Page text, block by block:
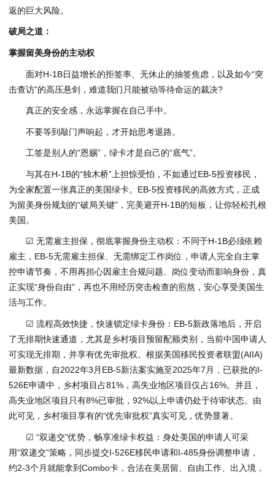
返的巨大风险。
破局之道：
掌握留美身份的主动权
面对H-1B日益增长的拒签率、无休止的抽签焦虑，以及如今“突
击查访”的高压悬剑，难道我们只能被动等待命运的裁决?
真正的安全感，永远掌握在自己手中。
不要等到敲门声响起，才开始思考退路。
工签是别人的“恩赐”，绿卡才是自己的“底气”。
与其在H-1B的“独木桥”上担惊受怕，不如通过EB-5投资移民，
为全家配置一张真正的美国绿卡。EB-5投资移民的高效方式，正成
为留美身份规划的“破局关键”，完美避开H-1B的短板，让你轻松扎根
美国。
☑ 无需雇主担保，彻底掌握身份主动权：不同于H-1B必须依赖
雇主，EB-5无需雇主担保、无需绑定工作岗位，申请人完全自主掌
控申请节奏，不用再担心因雇主合规问题、岗位变动而影响身份，真
正实现“身份自由”，再也不用经历突击检查的煎熬，安心享受美国生
活与工作。
☑ 流程高效快捷，快速锁定绿卡身份：EB-5新政落地后，开启
了无排期快速通道，尤其是乡村项目预留配额类别，当前中国申请人
可实现无排期，并享有优先审批权。根据美国移民投资者联盟(AIIA)
最新数据，自2022年3月EB-5新法案实施至2025年7月，已获批的I-
526E申请中，乡村项目占81%，高失业地区项目仅占16%。并且，
高失业地区项目只有8%已审批，92%以上申请仍处于待审状态。由
此可见，乡村项目享有的“优先审批权”真实可见，优势显著。
☑ “双递交”优势，畅享准绿卡权益：身处美国的申请人可采
用“双递交”策略，同步提交I-526E移民申请和I-485身份调整申请，
约2-3个月就能拿到Combo卡，合法在美居留、自由工作、出入境，